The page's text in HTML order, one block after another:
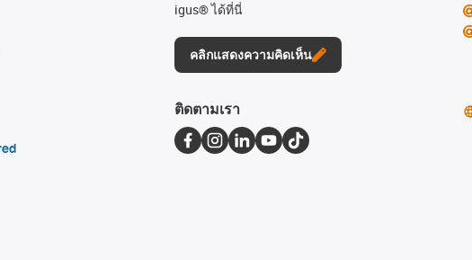
igus® ได้ที่นี่
คลิกแสดงความคิดเห็น
ติดตามเรา